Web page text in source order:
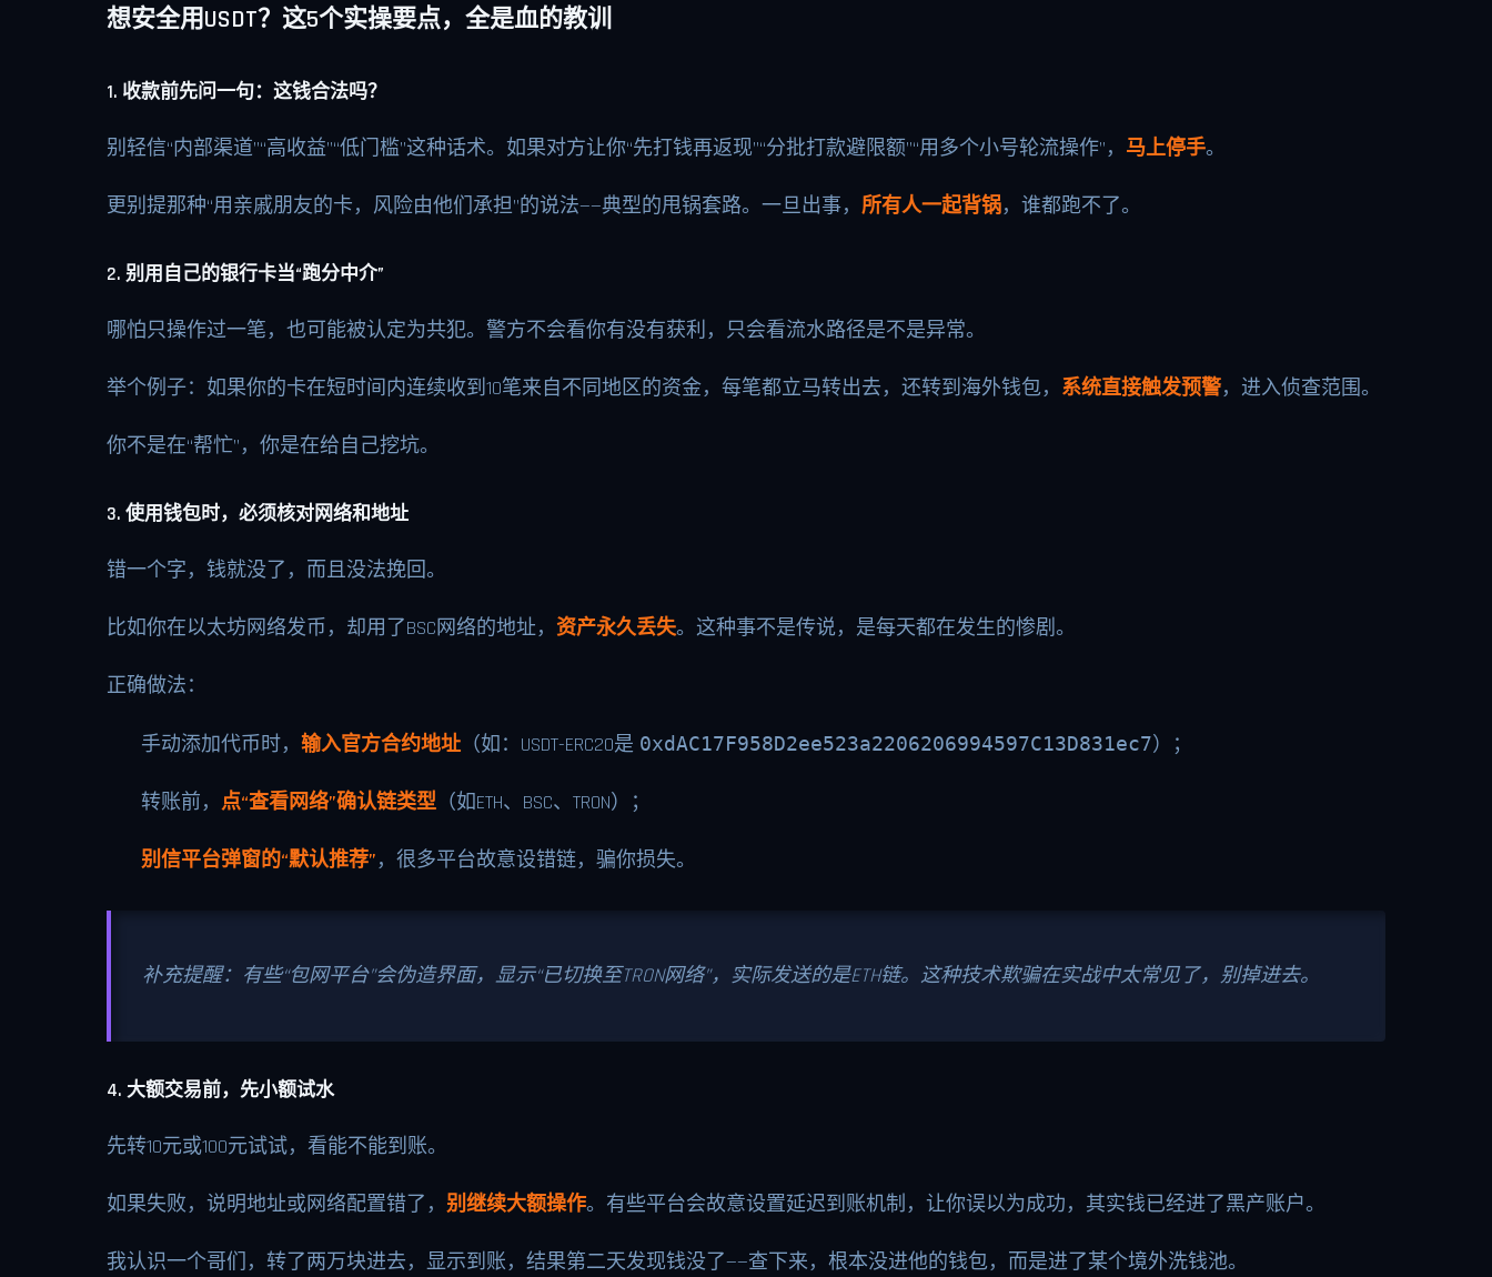
想安全用USDT？这5个实操要点，全是血的教训
1. 收款前先问一句：这钱合法吗？
别轻信“内部渠道”“高收益”“低门槛”这种话术。如果对方让你“先打钱再返现”“分批打款避限额”“用多个小号轮流操作”， 马上停手。
更别提那种“用亲戚朋友的卡，风险由他们承担”的说法——典型的甩锅套路。一旦出事， 所有人一起背锅，谁都跑不了。
2. 别用自己的银行卡当“跑分中介”
哪怕只操作过一笔，也可能被认定为共犯。警方不会看你有没有获利，只会看流水路径是不是异常。
举个例子：如果你的卡在短时间内连续收到10笔来自不同地区的资金，每笔都立马转出去，还转到海外钱包， 系统直接触发预警，进入侦查范围。
你不是在“帮忙”，你是在给自己挖坑。
3. 使用钱包时，必须核对网络和地址
错一个字，钱就没了，而且没法挽回。
比如你在以太坊网络发币，却用了BSC网络的地址， 资产永久丢失。这种事不是传说，是每天都在发生的惨剧。
正确做法：
手动添加代币时， 输入官方合约地址 （如：USDT-ERC20是 0xdAC17F958D2ee523a2206206994597C13D831ec7）；
转账前， 点“查看网络”确认链类型 （如ETH、BSC、TRON）；
别信平台弹窗的“默认推荐”，很多平台故意设错链，骗你损失。
补充提醒：有些“包网平台”会伪造界面，显示“已切换至TRON网络”，实际发送的是ETH链。这种技术欺骗在实战中太常见了，别掉进去。
4. 大额交易前，先小额试水
先转10元或100元试试，看能不能到账。
如果失败，说明地址或网络配置错了， 别继续大额操作。有些平台会故意设置延迟到账机制，让你误以为成功，其实钱已经进了黑产账户。
我认识一个哥们，转了两万块进去，显示到账，结果第二天发现钱没了——查下来，根本没进他的钱包，而是进了某个境外洗钱池。